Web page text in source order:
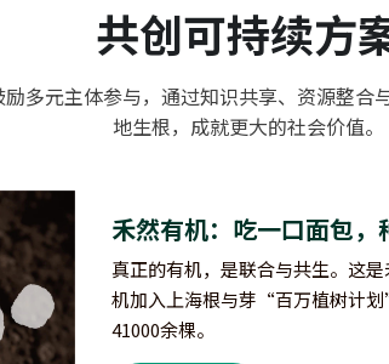
共创可持续方
多元主体参与，通过知识共享、资源整
地生根，成就更大的社会价值。
禾然有机：吃一口面包
真正的有机，是联合与共生。这
机加入上海根与芽“百万植树计
41000余棵。